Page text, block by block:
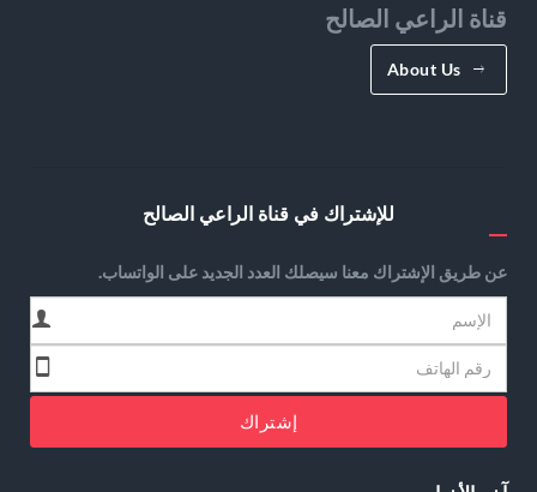
قناة الراعي الصالح
About Us
للإشتراك في قناة الراعي الصالح
عن طريق الإشتراك معنا سيصلك العدد الجديد على الواتساب.
إشتراك